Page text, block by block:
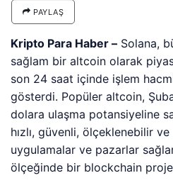
PAYLAŞ
Kripto Para Haber – Solana,
sağlam bir altcoin olarak
son 24 saat içinde işlem
gösterdi. Popüler altcoin,
dolara ulaşma potansiyeline
hızlı, güvenli, ölçeklenebilir
uygulamalar ve pazarlar
ölçeğinde bir blockchain